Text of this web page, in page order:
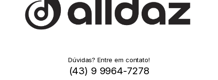
Dúvidas? Entre em contato!
(43) 9 9964-7278